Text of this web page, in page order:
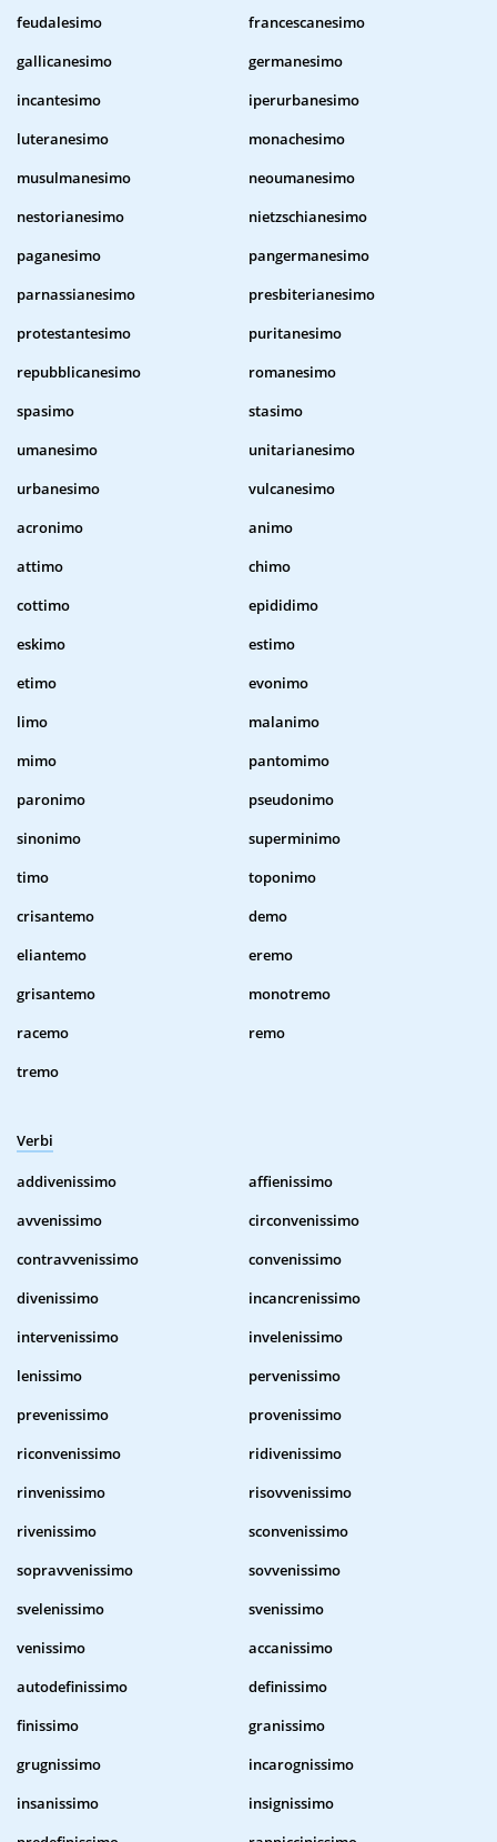
feudalesimo
francescanesimo
gallicanesimo
germanesimo
incantesimo
iperurbanesimo
luteranesimo
monachesimo
musulmanesimo
neoumanesimo
nestorianesimo
nietzschianesimo
paganesimo
pangermanesimo
parnassianesimo
presbiterianesimo
protestantesimo
puritanesimo
repubblicanesimo
romanesimo
spasimo
stasimo
umanesimo
unitarianesimo
urbanesimo
vulcanesimo
acronimo
animo
attimo
chimo
cottimo
epididimo
eskimo
estimo
etimo
evonimo
limo
malanimo
mimo
pantomimo
paronimo
pseudonimo
sinonimo
superminimo
timo
toponimo
crisantemo
demo
eliantemo
eremo
grisantemo
monotremo
racemo
remo
tremo
Verbi
addivenissimo
affienissimo
avvenissimo
circonvenissimo
contravvenissimo
convenissimo
divenissimo
incancrenissimo
intervenissimo
invelenissimo
lenissimo
pervenissimo
prevenissimo
provenissimo
riconvenissimo
ridivenissimo
rinvenissimo
risovvenissimo
rivenissimo
sconvenissimo
sopravvenissimo
sovvenissimo
svelenissimo
svenissimo
venissimo
accanissimo
autodefinissimo
definissimo
finissimo
granissimo
grugnissimo
incarognissimo
insanissimo
insignissimo